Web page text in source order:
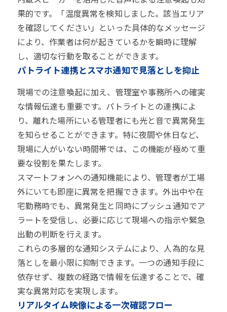
果的です。「温度異常を検知しました。該当エリア
を確認してください」といった具体的なメッセージ
により、作業者は何が起きているかを瞬時に理解
し、適切な行動を取ることができます。
パトライト連携とスマホ通知で見落としを抑止
現場での注意喚起に加え、管理室や事務所への確実
な情報伝達も重要です。パトライトとの連携によ
り、離れた場所にいる管理者にも光と音で異常発生
を知らせることができます。特に夜間や休日など、
現場に人がいない時間帯では、この機能が極めて重
要な役割を果たします。
スマートフォンへの通知機能により、管理者が工場
外にいても即座に異常を把握できます。外出中や在
宅勤務時でも、異常発生と同時にプッシュ通知でア
ラートを受信し、必要に応じて現場への指示や緊急
出動の判断を行えます。
これらの多層的な通知システムにより、人為的な見
落としを最小限に抑制できます。一つの通知手段に
依存せず、複数の経路で情報を伝達することで、確
実な異常対応を実現します。
リアルタイム映像による一次確認フロー